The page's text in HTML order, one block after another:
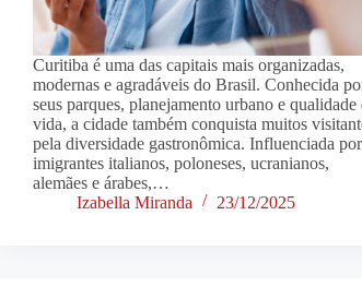
Curitiba é uma das capitais mais organizadas,
modernas e agradáveis do Brasil. Conhecida
seus parques, planejamento urbano e qualidade
vida, a cidade também conquista muitos
pela diversidade gastronômica. Influenciada por
imigrantes italianos, poloneses, ucranianos,
alemães e árabes,…
Izabella Miranda
23/12/2025